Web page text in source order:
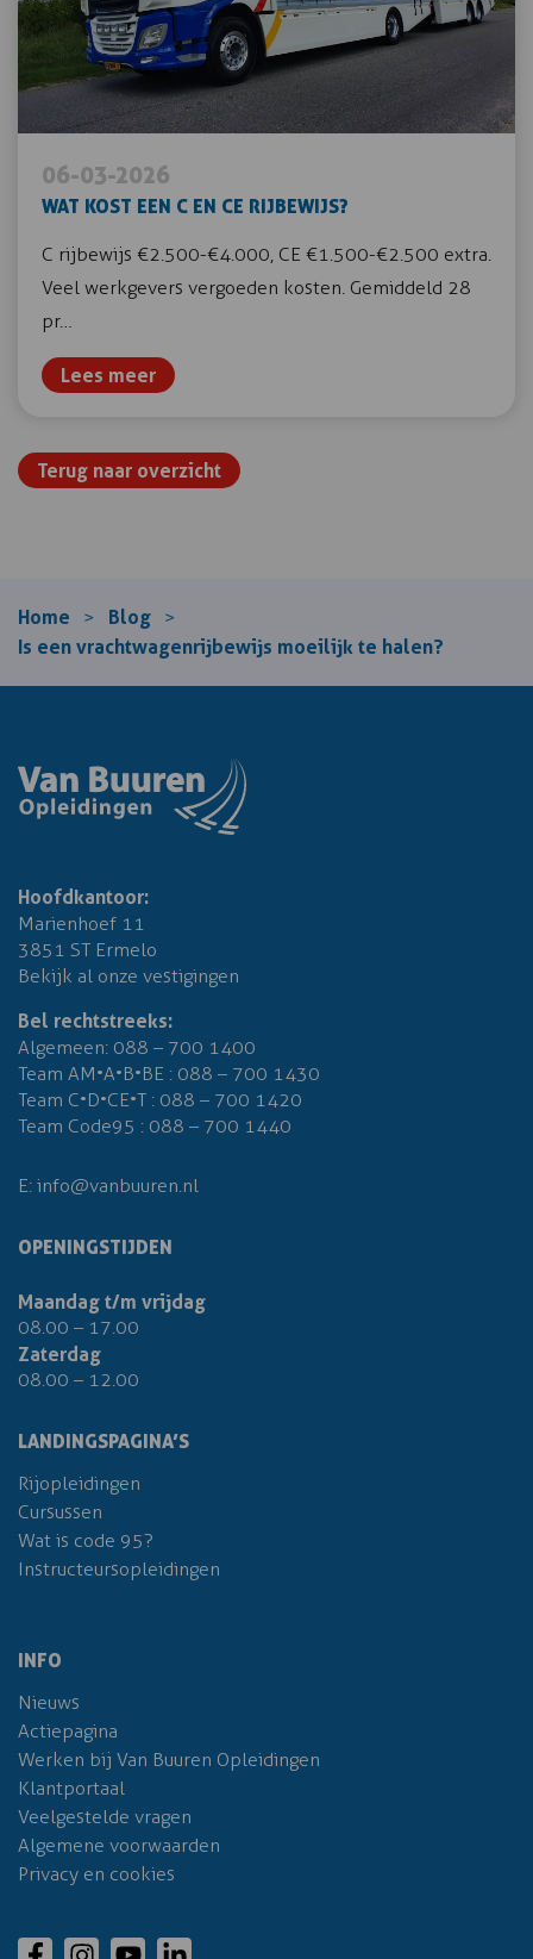
06-03-2026
WAT KOST EEN C EN CE RIJBEWIJS?
C rijbewijs €2.500-€4.000, CE €1.500-€2.500 extra.
Veel werkgevers vergoeden kosten. Gemiddeld 28
pr…
Lees meer
Terug naar overzicht
Home > Blog >
Is een vrachtwagenrijbewijs moeilijk te halen?
Hoofdkantoor:
Marienhoef 11
3851 ST Ermelo
Bekijk al onze vestigingen
Bel rechtstreeks:
Algemeen: 088 – 700 1400
Team AM•A•B•BE : 088 – 700 1430
Team C•D•CE•T : 088 – 700 1420
Team Code95 : 088 – 700 1440
E: info@vanbuuren.nl
OPENINGSTIJDEN
Maandag t/m vrijdag
08.00 – 17.00
Zaterdag
08.00 – 12.00
LANDINGSPAGINA’S
Rijopleidingen
Cursussen
Wat is code 95?
Instructeursopleidingen
INFO
Nieuws
Actiepagina
Werken bij Van Buuren Opleidingen
Klantportaal
Veelgestelde vragen
Algemene voorwaarden
Privacy en cookies